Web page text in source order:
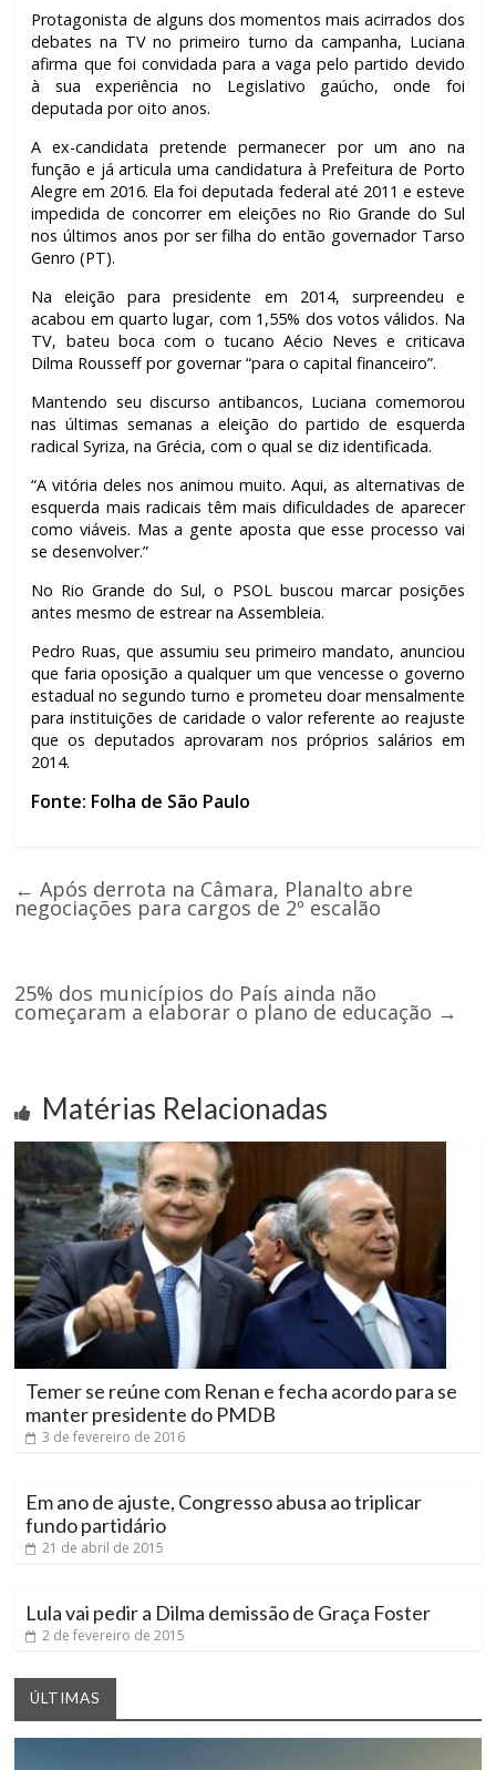
Protagonista de alguns dos momentos mais acirrados dos
debates na TV no primeiro turno da campanha, Luciana
afirma que foi convidada para a vaga pelo partido devido
à sua experiência no Legislativo gaúcho, onde foi
deputada por oito anos.
A ex-candidata pretende permanecer por um ano na
função e já articula uma candidatura à Prefeitura de Porto
Alegre em 2016. Ela foi deputada federal até 2011 e esteve
impedida de concorrer em eleições no Rio Grande do Sul
nos últimos anos por ser filha do então governador Tarso
Genro (PT).
Na eleição para presidente em 2014, surpreendeu e
acabou em quarto lugar, com 1,55% dos votos válidos. Na
TV, bateu boca com o tucano Aécio Neves e criticava
Dilma Rousseff por governar “para o capital financeiro”.
Mantendo seu discurso antibancos, Luciana comemorou
nas últimas semanas a eleição do partido de esquerda
radical Syriza, na Grécia, com o qual se diz identificada.
“A vitória deles nos animou muito. Aqui, as alternativas de
esquerda mais radicais têm mais dificuldades de aparecer
como viáveis. Mas a gente aposta que esse processo vai
se desenvolver.”
No Rio Grande do Sul, o PSOL buscou marcar posições
antes mesmo de estrear na Assembleia.
Pedro Ruas, que assumiu seu primeiro mandato, anunciou
que faria oposição a qualquer um que vencesse o governo
estadual no segundo turno e prometeu doar mensalmente
para instituições de caridade o valor referente ao reajuste
que os deputados aprovaram nos próprios salários em
2014.
Fonte: Folha de São Paulo
← Após derrota na Câmara, Planalto abre
negociações para cargos de 2º escalão
25% dos municípios do País ainda não
começaram a elaborar o plano de educação →
Matérias Relacionadas
Temer se reúne com Renan e fecha acordo para se
manter presidente do PMDB
3 de fevereiro de 2016
Em ano de ajuste, Congresso abusa ao triplicar
fundo partidário
21 de abril de 2015
Lula vai pedir a Dilma demissão de Graça Foster
2 de fevereiro de 2015
ÚLTIMAS